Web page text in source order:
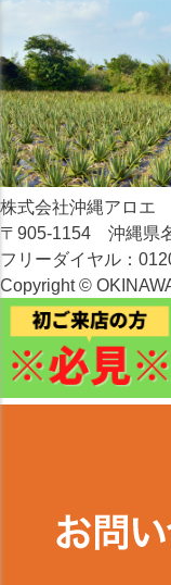
株式会社沖縄アロエ
〒905-1154 沖縄県
フリーダイヤル：
Copyright ©